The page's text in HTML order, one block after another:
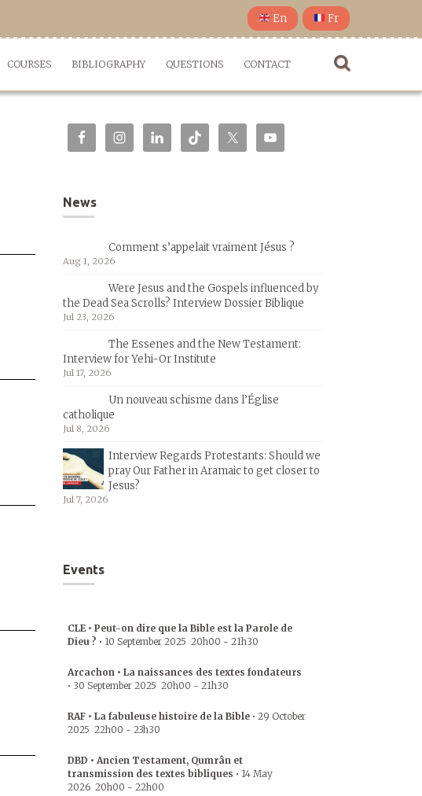
En Fr
COURSES BIBLIOGRAPHY QUESTIONS CONTACT
News
Comment s’appelait vraiment Jésus ?
Aug 1, 2026
Were Jesus and the Gospels influenced by
the Dead Sea Scrolls? Interview Dossier Biblique
Jul 23, 2026
The Essenes and the New Testament:
Interview for Yehi-Or Institute
Jul 17, 2026
Un nouveau schisme dans l’Église
catholique
Jul 8, 2026
Interview Regards Protestants: Should we
pray Our Father in Aramaic to get closer to
Jesus?
Jul 7, 2026
Events
CLE • Peut-on dire que la Bible est la Parole de
Dieu ? • 10 September 2025 20h00 - 21h30
Arcachon • La naissances des textes fondateurs
• 30 September 2025 20h00 - 21h30
RAF • La fabuleuse histoire de la Bible • 29 October
2025 22h00 - 23h30
DBD • Ancien Testament, Qumrân et
transmission des textes bibliques • 14 May
2026 20h00 - 22h00